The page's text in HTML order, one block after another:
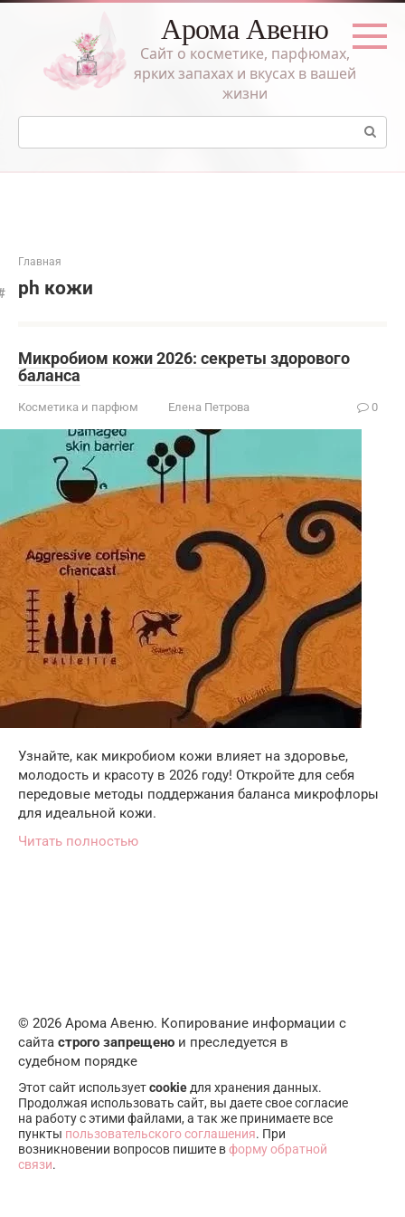
Перейти
Арома Авеню
Сайт о косметике, парфюмах,
ярких запахах и вкусах в вашей
жизни
Поиск:
Главная
ph кожи
Микробиом кожи 2026: секреты здорового
баланса
Косметика и парфюм Елена Петрова 0
Узнайте, как микробиом кожи влияет на здоровье,
молодость и красоту в 2026 году! Откройте для себя
передовые методы поддержания баланса микрофлоры
для идеальной кожи.
Читать полностью
© 2026 Арома Авеню. Копирование информации с
сайта строго запрещено и преследуется в
судебном порядке
Этот сайт используетcookie для хранения данных.
Продолжая использовать сайт, вы даете свое согласие
на работу с этими файлами, а так же принимаете все
пункты пользовательского соглашения. При
возникновении вопросов пишите вформу обратной
связи.